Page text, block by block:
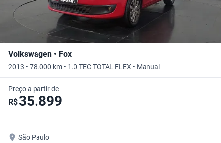
Volkswagen • Fox
2013 • 78.000 km • 1.0 TEC TOTAL FLEX • Manual
Preço a partir de
R$35.899
São Paulo